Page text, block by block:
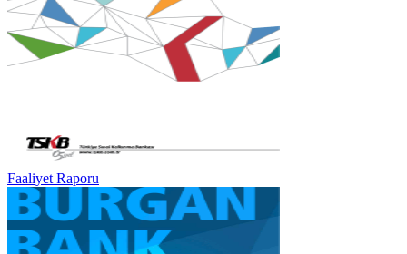
Faaliyet Raporu